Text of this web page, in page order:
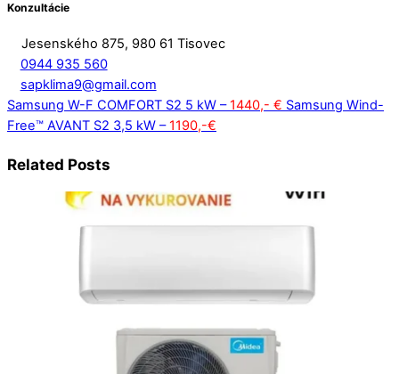
Konzultácie
Jesenského 875, 980 61 Tisovec
0944 935 560
sapklima9@gmail.com
Samsung W-F COMFORT S2 5 kW –1440,- € Samsung Wind-
Free™ AVANT S2 3,5 kW –1190,-€
Related Posts